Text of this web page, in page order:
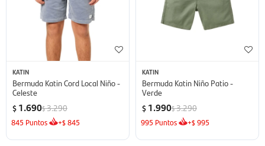
KATIN
Bermuda Katin Cord Local Niño -
Celeste
$ 1.690$3.290
845 Puntos +$845
KATIN
Bermuda Katin Niño Patio -
Verde
$ 1.990$3.290
995 Puntos +$995